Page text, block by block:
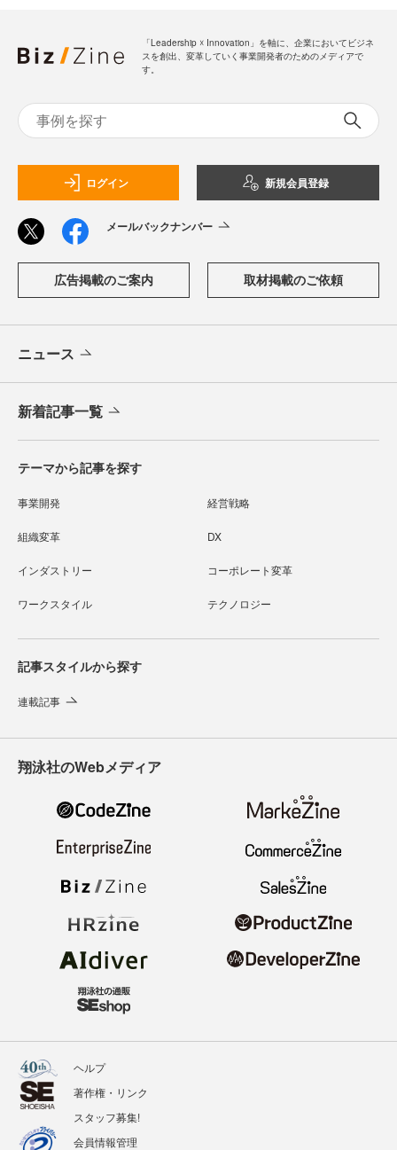
「Leadership ☓ Innovation」を軸に、企業においてビジネ
スを創出、変革していく事業開発者のためのメディアで
す。
ログイン 新規会員登録
メールバックナンバー
広告掲載のご案内 取材掲載のご依頼
ニュース
新着記事一覧
テーマから記事を探す
事業開発 経営戦略
組織変革 DX
インダストリー コーポレート変革
ワークスタイル テクノロジー
記事スタイルから探す
連載記事
翔泳社のWebメディア
ヘルプ
著作権・リンク
スタッフ募集!
会員情報管理